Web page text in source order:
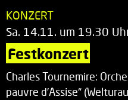
KONZERT
Sa. 14.11. um 19.30
Festkonzert
Charles Tournemire:
pauvre d’Assise“